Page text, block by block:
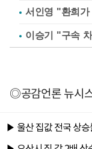
서인영 "환희가
이승기 "구속
◎공감언론 뉴시